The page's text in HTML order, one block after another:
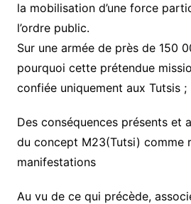
la mobilisation d’une force
l’ordre public.
Sur une armée de près de 150
pourquoi cette prétendue
confiée uniquement aux Tutsis ;
Des conséquences présents et
du concept M23(Tutsi) comme
manifestations
Au vu de ce qui précède,